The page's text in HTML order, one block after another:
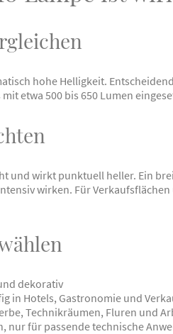
hohe Helligkeit.
etwa 500 bis 650 Lumen
und wirkt punktuell heller. Ein
wirken. Für
dekorativ
in Hotels, Gastronomie und
Technikräumen, Fluren und
nur für passende technische